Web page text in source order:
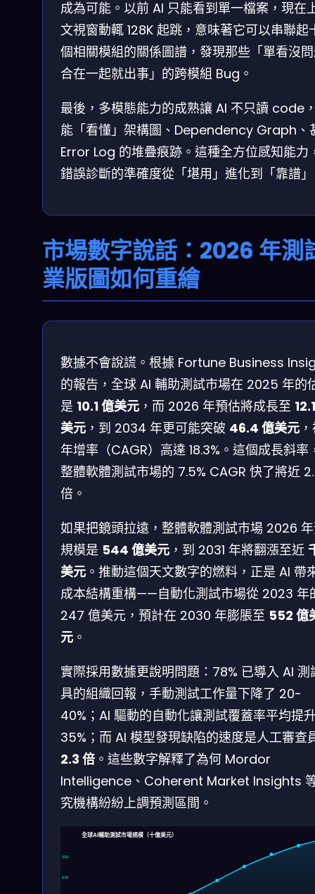
成為可能。以前 AI 只能看到單一檔案，現在
文視窗動輒 128K 起跳，意味著它可以串聯起
個相關模組的關係圖譜，發現那些「單看沒
合在一起就出事」的跨模組 Bug。
最後，多模態能力的成熟讓 AI 不只讀 code
能「看懂」架構圖、Dependency Graph、
Error Log 的堆疊痕跡。這種全方位感知能力
錯誤診斷的準確度從「堪用」進化到「靠譜
市場數字說話：2026 年測
業版圖如何重繪
數據不會說謊。根據 Fortune Business
的報告，全球 AI 輔助測試市場在 2025 年的
是 10.1 億美元 ，而 2026 年預估將成長至
美元 ，到 2034 年更可能突破 46.4 億美元
年增率（CAGR）高達 18.3%。這個成長斜率
整體軟體測試市場的 7.5% CAGR 快了將近
倍。
如果把鏡頭拉遠，整體軟體測試市場 2026
規模是 544 億美元 ，到 2031 年將翻漲至近
美元 。推動這個天文數字的燃料，正是 AI 帶
成本結構重構——自動化測試市場從 2023 年
247 億美元，預計在 2030 年膨脹至 552 億
元 。
實際採用數據更說明問題：78% 已導入 AI 測
具的組織回報，手動測試工作量下降了 20-
40%；AI 驅動的自動化讓測試覆蓋率平均提
35%；而 AI 模型發現缺陷的速度是人工審查
2.3 倍 。這些數字解釋了為何 Mordor
Intelligence、Coherent Market Insights
究機構紛紛上調預測區間。
全球AI輔助測試市場規模（十億美元）
$4B
$5B